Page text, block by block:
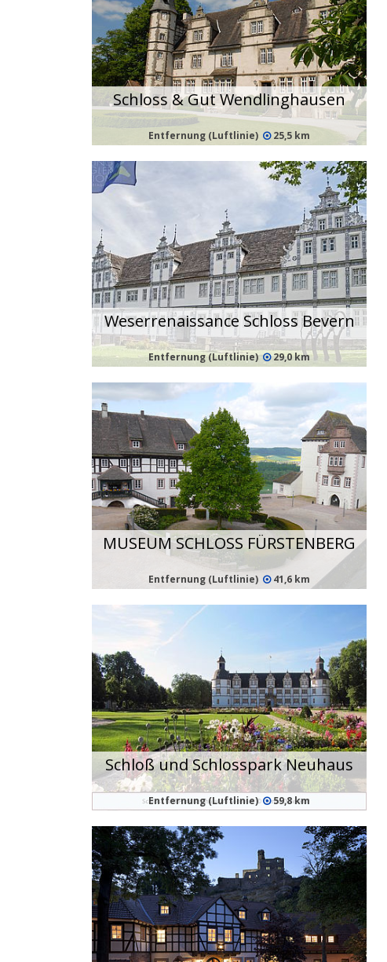
Schloss & Gut Wendlinghausen
Entfernung (Luftlinie) 25,5 km
Weserrenaissance Schloss Bevern
Entfernung (Luftlinie) 29,0 km
MUSEUM SCHLOSS FÜRSTENBERG
Entfernung (Luftlinie) 41,6 km
Schloß und Schlosspark Neuhaus
Entfernung (Luftlinie) 59,8 km